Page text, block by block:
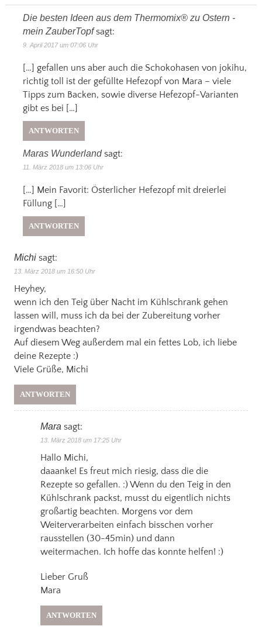
Die besten Ideen aus dem Thermomix® zu Ostern -
mein ZauberTopf sagt:
9. April 2017 um 07:06 Uhr
[…] gefallen uns aber auch die Schokohasen von jokihu,
richtig toll ist der gefüllte Hefezopf von Mara – viele
Tipps zum Backen, sowie diverse Hefezopf-Varianten
gibt es bei […]
ANTWORTEN
Maras Wunderland sagt:
11. März 2018 um 13:06 Uhr
[…] Mein Favorit: Österlicher Hefezopf mit dreierlei
Füllung […]
ANTWORTEN
Michi sagt:
13. März 2018 um 16:50 Uhr
Heyhey,
wenn ich den Teig über Nacht im Kühlschrank gehen
lassen will, muss ich da bei der Zubereitung vorher
irgendwas beachten?
Auf diesem Weg außerdem mal ein fettes Lob, ich liebe
deine Rezepte :)
Viele Grüße, Michi
ANTWORTEN
Mara sagt:
13. März 2018 um 17:25 Uhr
Hallo Michi,
daaanke! Es freut mich riesig, dass die die
Rezepte so gefallen. :) Wenn du den Teig in den
Kühlschrank packst, musst du eigentlich nichts
großartig beachten. Morgens vor dem
Weiterverarbeiten einfach bisschen vorher
rausstellen (30-45min) und dann
weitermachen. Ich hoffe das konnte helfen! :)
Lieber Gruß
Mara
ANTWORTEN